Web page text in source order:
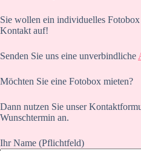
Sie wollen ein individuelles
Kontakt auf!
Senden Sie uns eine unverbindliche
Möchten Sie eine Fotobox mieten?
Dann nutzen Sie unser
Wunschtermin an.
Ihr Name (Pflichtfeld)